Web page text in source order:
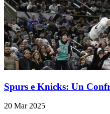
Spurs e Knicks: Un
20 Mar 2025